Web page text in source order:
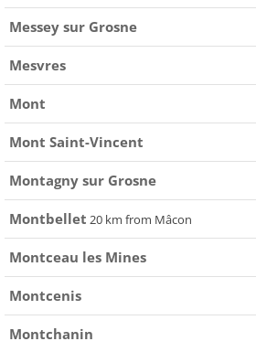
Messey sur Grosne
Mesvres
Mont
Mont Saint-Vincent
Montagny sur Grosne
Montbellet 20 km from Mâcon
Montceau les Mines
Montcenis
Montchanin